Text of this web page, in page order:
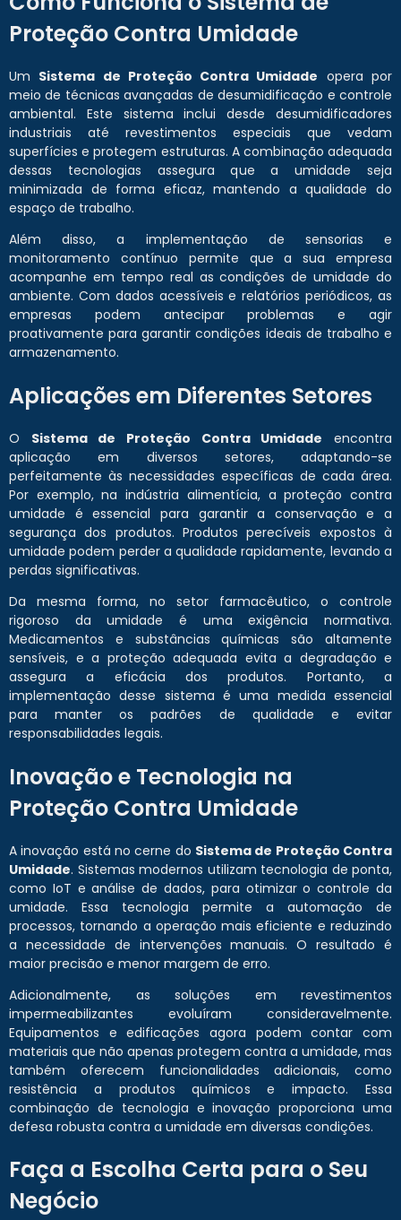
Proteção Contra Umidade
Um Sistema de Proteção Contra Umidade opera por
meio de técnicas avançadas de desumidificação e controle
ambiental. Este sistema inclui desde desumidificadores
industriais até revestimentos especiais que vedam
superfícies e protegem estruturas. A combinação adequada
dessas tecnologias assegura que a umidade seja
minimizada de forma eficaz, mantendo a qualidade do
espaço de trabalho.
Além disso, a implementação de sensorias e
monitoramento contínuo permite que a sua empresa
acompanhe em tempo real as condições de umidade do
ambiente. Com dados acessíveis e relatórios periódicos, as
empresas podem antecipar problemas e agir
proativamente para garantir condições ideais de trabalho e
armazenamento.
Aplicações em Diferentes Setores
O Sistema de Proteção Contra Umidade encontra
aplicação em diversos setores, adaptando-se
perfeitamente às necessidades específicas de cada área.
Por exemplo, na indústria alimentícia, a proteção contra
umidade é essencial para garantir a conservação e a
segurança dos produtos. Produtos perecíveis expostos à
umidade podem perder a qualidade rapidamente, levando a
perdas significativas.
Da mesma forma, no setor farmacêutico, o controle
rigoroso da umidade é uma exigência normativa.
Medicamentos e substâncias químicas são altamente
sensíveis, e a proteção adequada evita a degradação e
assegura a eficácia dos produtos. Portanto, a
implementação desse sistema é uma medida essencial
para manter os padrões de qualidade e evitar
responsabilidades legais.
Inovação e Tecnologia na
Proteção Contra Umidade
A inovação está no cerne do Sistema de Proteção Contra
Umidade. Sistemas modernos utilizam tecnologia de ponta,
como IoT e análise de dados, para otimizar o controle da
umidade. Essa tecnologia permite a automação de
processos, tornando a operação mais eficiente e reduzindo
a necessidade de intervenções manuais. O resultado é
maior precisão e menor margem de erro.
Adicionalmente, as soluções em revestimentos
impermeabilizantes evoluíram consideravelmente.
Equipamentos e edificações agora podem contar com
materiais que não apenas protegem contra a umidade, mas
também oferecem funcionalidades adicionais, como
resistência a produtos químicos e impacto. Essa
combinação de tecnologia e inovação proporciona uma
defesa robusta contra a umidade em diversas condições.
Faça a Escolha Certa para o Seu
Negócio